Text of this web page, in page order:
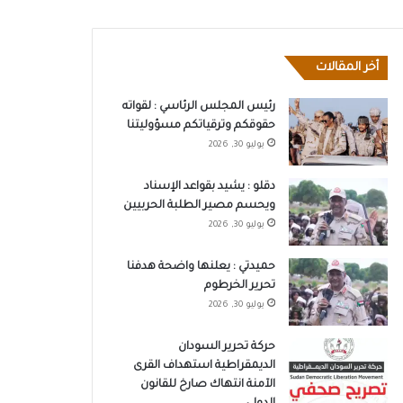
أخر المقالات
رئيس المجلس الرئاسي : لقواته
حقوقكم وترقياتكم مسؤوليتنا
يوليو 30, 2026
دقلو : يشيد بقواعد الإسناد
ويحسم مصير الطلبة الحربيين
يوليو 30, 2026
حميدتي : يعلنها واضحة هدفنا
تحرير الخرطوم
يوليو 30, 2026
حركة تحرير السودان
الديمقراطية استهداف القرى
الآمنة انتهاك صارخ للقانون